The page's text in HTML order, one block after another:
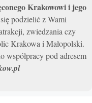
Krakowowi i jego
podzielić z Wami
zwiedzania czy
Krakowa i Małopolski.
współpracy pod adresem